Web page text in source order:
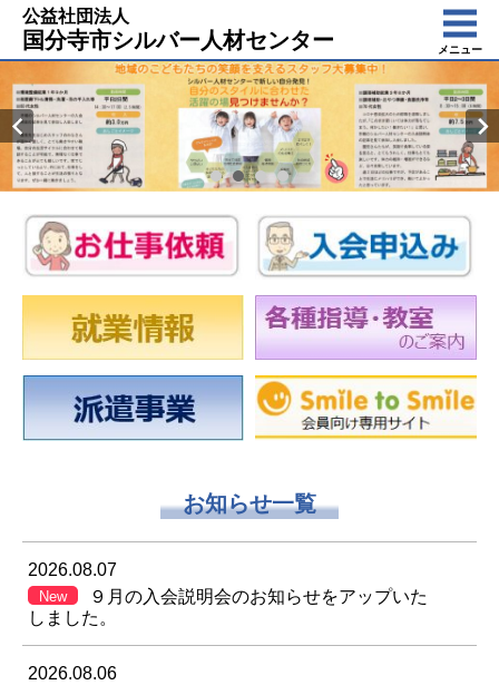
公益社団法人
国分寺市シルバー人材センター メニュー
お知らせ一覧
2026.08.07
New
９月の入会説明会のお知らせをアップいた
しました。
2026.08.06